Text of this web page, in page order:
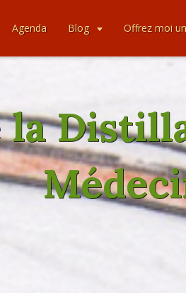
Agenda Blog Offrez moi